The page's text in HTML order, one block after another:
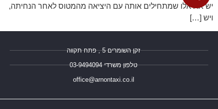
יש את אלו שמתחילים אותה עם היציאה מהמטוס לאחר הנחיתה,
ויש […]
זקן השומרים 5 , פתח תקווה
טלפון משרדי 03-9494094⁩
office@arnontaxi.co.il